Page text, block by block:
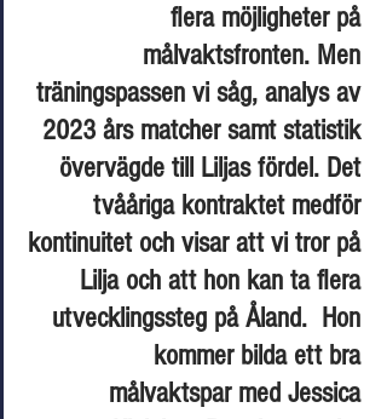
flera möjligheter på
målvaktsfronten. Men
träningspassen vi såg, analys av
2023 års matcher samt statistik
övervägde till Liljas fördel. Det
tvååriga kontraktet medför
kontinuitet och visar att vi tror på
Lilja och att hon kan ta flera
utvecklingssteg på Åland.  Hon
kommer bilda ett bra
målvaktspar med Jessica